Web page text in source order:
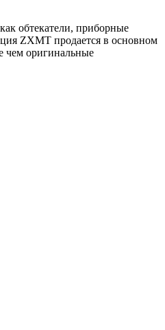
обтекатели, приборные
ZXMT продается в основном
чем оригинальные